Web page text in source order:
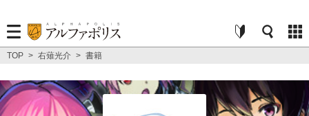
TOP > 右薙光介 > 書籍